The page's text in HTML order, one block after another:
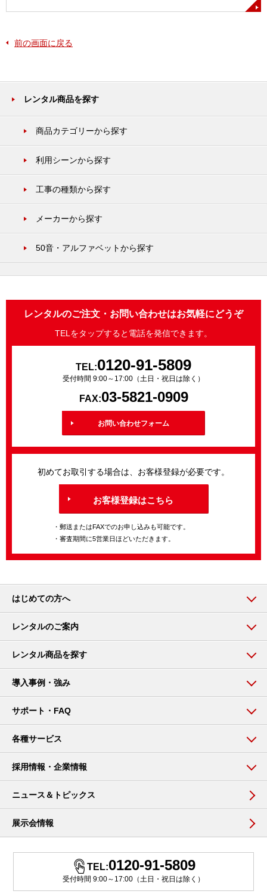
前の画面に戻る
レンタル商品を探す
商品カテゴリーから探す
利用シーンから探す
工事の種類から探す
メーカーから探す
50音・アルファベットから探す
レンタルのご注文・お問い合わせはお気軽にどうぞ
TELをタップすると電話を発信できます。
TEL:0120-91-5809
受付時間 9:00～17:00（土日・祝日は除く）
FAX:03-5821-0909
お問い合わせフォーム
初めてお取引する場合は、お客様登録が必要です。
お客様登録はこちら
・郵送またはFAXでのお申し込みも可能です。
・審査期間に5営業日ほどいただきます。
はじめての方へ
レンタルのご案内
レンタル商品を探す
導入事例・強み
サポート・FAQ
各種サービス
採用情報・企業情報
ニュース＆トピックス
展示会情報
TEL:0120-91-5809
受付時間 9:00～17:00（土日・祝日は除く）